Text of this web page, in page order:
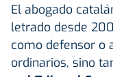
El abogado
letrado desde
como defensor o
ordinarios, sino